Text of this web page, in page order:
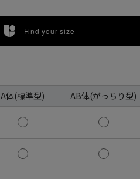
Find your size
A体(標準型) AB体(がっちり型)